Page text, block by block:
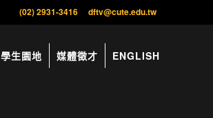
(02) 2931-3416 dftv@cute.edu.tw
學生園地 媒體徵才 ENGLISH